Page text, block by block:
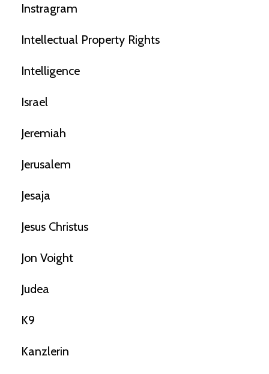
Instragram
Intellectual Property Rights
Intelligence
Israel
Jeremiah
Jerusalem
Jesaja
Jesus Christus
Jon Voight
Judea
K9
Kanzlerin